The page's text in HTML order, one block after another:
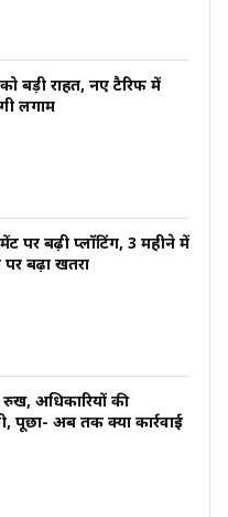
बड़ी राहत, नए टैरिफ में
लगाम
पर बढ़ी प्लॉटिंग, 3 महीने में
पर बढ़ा खतरा
अधिकारियों की
पूछा- अब तक क्या कार्रवाई